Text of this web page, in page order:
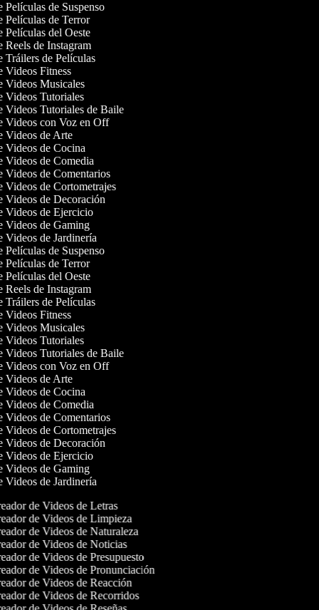
Películas de Suspenso
Películas de Terror
Películas del Oeste
Reels de Instagram
Tráilers de Películas
Videos Fitness
Videos Musicales
Videos Tutoriales
Videos Tutoriales de Baile
Videos con Voz en Off
Videos de Arte
Videos de Cocina
Videos de Comedia
Videos de Comentarios
Videos de Cortometrajes
Videos de Decoración
Videos de Ejercicio
Videos de Gaming
Videos de Jardinería
Películas de Suspenso
Películas de Terror
Películas del Oeste
Reels de Instagram
Tráilers de Películas
Videos Fitness
Videos Musicales
Videos Tutoriales
Videos Tutoriales de Baile
Videos con Voz en Off
Videos de Arte
Videos de Cocina
Videos de Comedia
Videos de Comentarios
Videos de Cortometrajes
Videos de Decoración
Videos de Ejercicio
Videos de Gaming
Videos de Jardinería
de Videos de Letras
de Videos de Limpieza
de Videos de Naturaleza
de Videos de Noticias
de Videos de Presupuesto
de Videos de Pronunciación
de Videos de Reacción
de Videos de Recorridos